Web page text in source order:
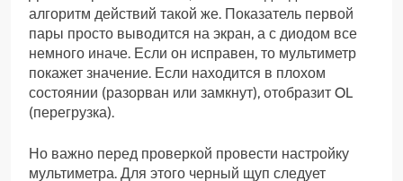
алгоритм действий такой же. Показатель первой
пары просто выводится на экран, а с диодом все
немного иначе. Если он исправен, то мультиметр
покажет значение. Если находится в плохом
состоянии (разорван или замкнут), отобразит OL
(перегрузка).
Но важно перед проверкой провести настройку
мультиметра. Для этого черный щуп следует